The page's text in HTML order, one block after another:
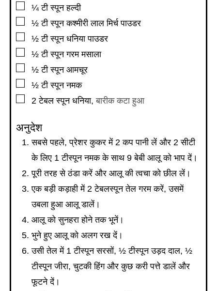
▢
¼ टी स्पून हल्दी
▢
½ टी स्पून कश्मीरी लाल मिर्च पाउडर
▢
½ टी स्पून धनिया पाउडर
▢
½ टी स्पून गरम मसाला
▢
½ टी स्पून आमचूर
▢
½ टी स्पून नमक
▢
2 टेबल स्पून धनिया,बारीक कटा हुआ
अनुदेश
सबसे पहले, प्रेशर कुकर में 2 कप पानी लें और 2 सीटी
के लिए 1 टीस्पून नमक के साथ 9 बेबी आलू को भाप दें।
पूरी तरह से ठंडा करें और आलू की त्वचा को छील लें।
एक बड़ी कड़ाही में 2 टेबलस्पून तेल गरम करें, उसमें
उबला हुआ आलू डालें।
आलू को सुनहरा होने तक भूनें।
भुने हुए आलू को अलग रख दें।
उसी तेल में 1 टीस्पून सरसों, ½ टीस्पून उड़द दाल, ½
टीस्पून जीरा, चुटकी हिंग और कुछ करी पत्ते डालें और
फूटने दें।